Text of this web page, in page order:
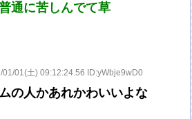
通に苦しんでて草
01/01(土) 09:12:24.56 ID:yWbje9wD0
の人かあれかわいいよな